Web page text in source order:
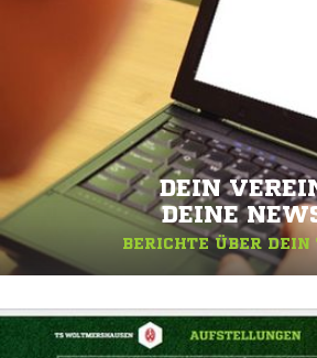
DEIN
DEINE
BERICHTE ÜBER DEIN